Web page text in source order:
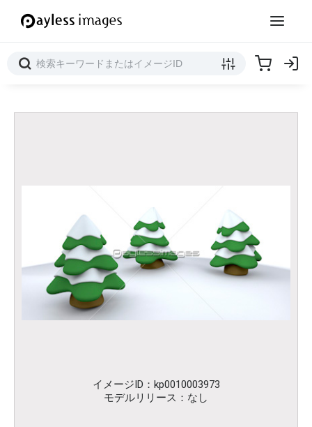
イメージID：kp0010003973
モデルリリース：なし